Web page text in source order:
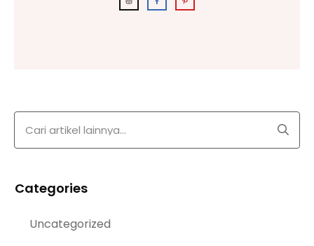
Categories
Uncategorized